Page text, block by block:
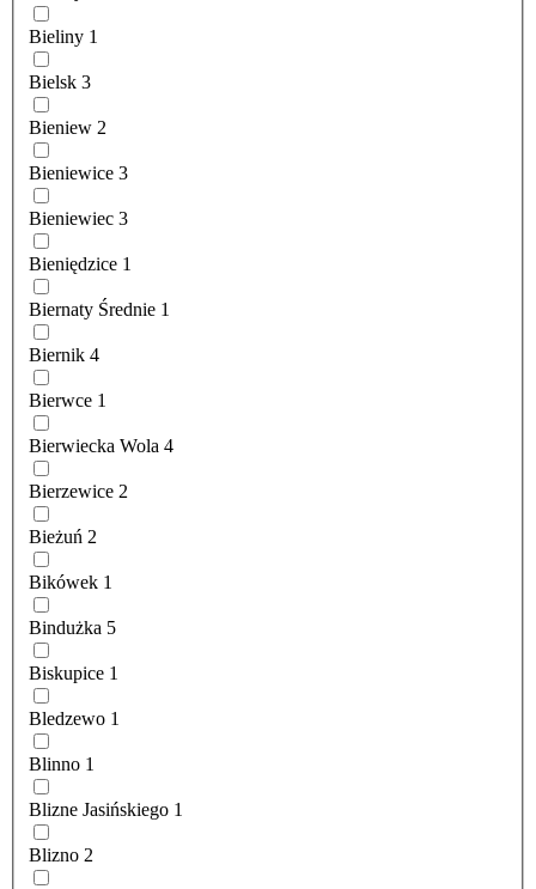
Bieliny 1
Bielsk 3
Bieniew 2
Bieniewice 3
Bieniewiec 3
Bieniędzice 1
Biernaty Średnie 1
Biernik 4
Bierwce 1
Bierwiecka Wola 4
Bierzewice 2
Bieżuń 2
Bikówek 1
Bindużka 5
Biskupice 1
Bledzewo 1
Blinno 1
Blizne Jasińskiego 1
Blizno 2